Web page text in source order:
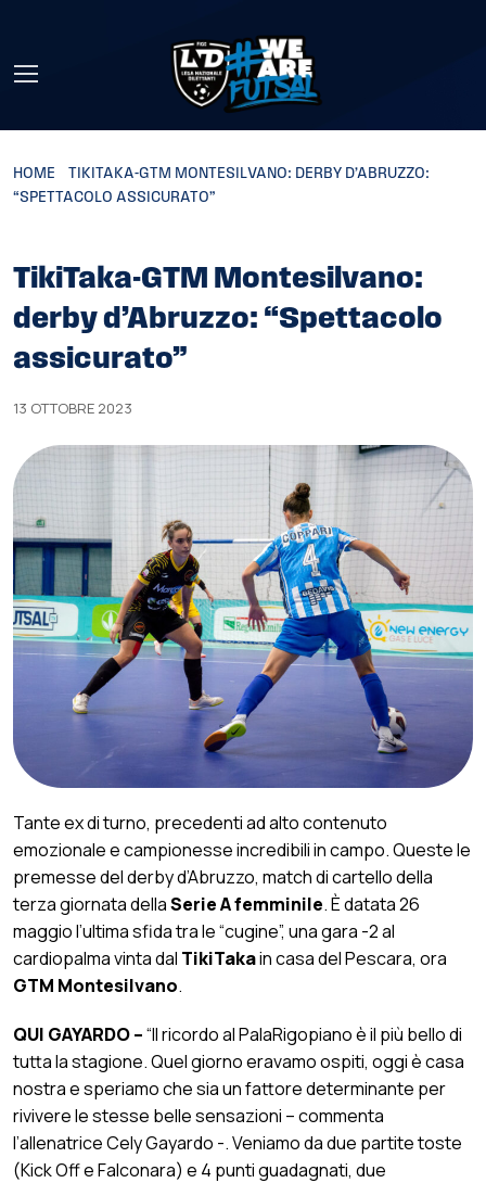
HOME
TIKITAKA-GTM MONTESILVANO: DERBY D’ABRUZZO:
“SPETTACOLO ASSICURATO”
TikiTaka-GTM Montesilvano:
derby d’Abruzzo: “Spettacolo
assicurato”
13 OTTOBRE 2023
Tante ex di turno, precedenti ad alto contenuto
emozionale e campionesse incredibili in campo. Queste le
premesse del derby d’Abruzzo, match di cartello della
terza giornata dellaSerieAfemminile. È datata 26
maggio l’ultima sfida tra le “cugine”, una gara -2 al
cardiopalma vinta dal TikiTakain casa del Pescara, ora
GTM Montesilvano.
QUI GAYARDO –“Il ricordo al PalaRigopiano è il più bello di
tutta la stagione. Quel giorno eravamo ospiti, oggi è casa
nostra e speriamo che sia un fattore determinante per
rivivere le stesse belle sensazioni – commenta
l’allenatrice Cely Gayardo -. Veniamo da due partite toste
(Kick Off e Falconara) e 4 punti guadagnati, due